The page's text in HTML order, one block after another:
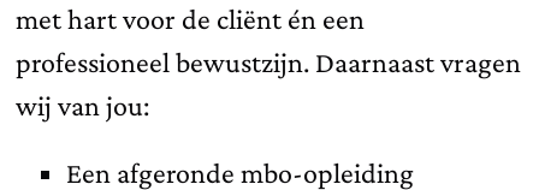
met hart voor de cliënt én een
professioneel bewustzijn. Daarnaast vragen
wij van jou:
Een afgeronde mbo-opleiding